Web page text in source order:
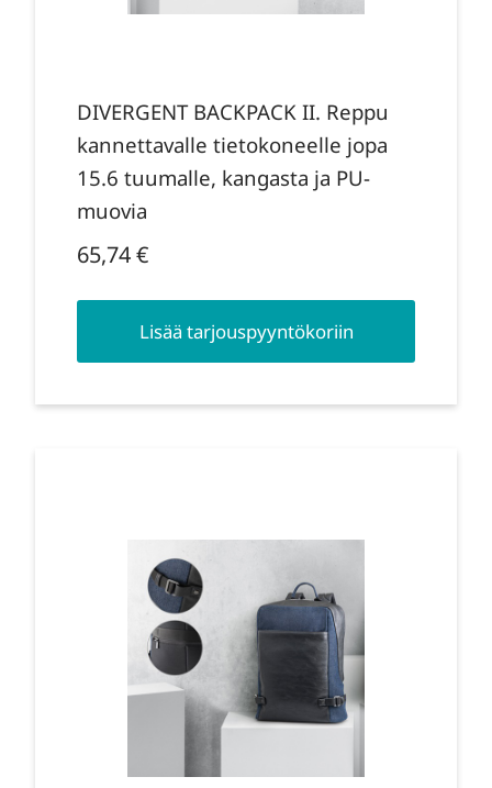
DIVERGENT BACKPACK II. Reppu
kannettavalle tietokoneelle jopa
15.6 tuumalle, kangasta ja PU-
muovia
65,74€
Lisää tarjouspyyntökoriin